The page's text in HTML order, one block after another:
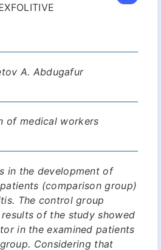
A. Abdugafur
of medical workers
in the development of
(comparison group)
The control group
of the study showed
in the examined patients
Considering that